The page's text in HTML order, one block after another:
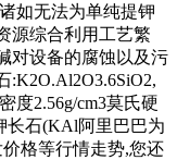
如无法为单纯提钾
源综合利用工艺繁
对设备的腐蚀以及污
:K2O.Al2O3.6SiO2,
度2.56g/cm3莫氏硬
长石(KAl阿里巴巴为
格等行情走势,您还